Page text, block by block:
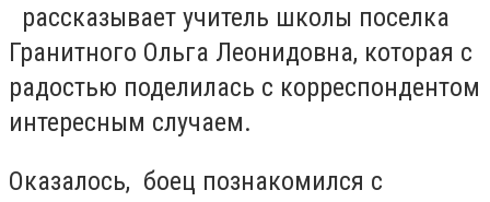
рассказывает учитель школы поселка
Гранитного Ольга Леонидовна, которая с
радостью поделилась с корреспондентом
интересным случаем.
Оказалось, боец познакомился с